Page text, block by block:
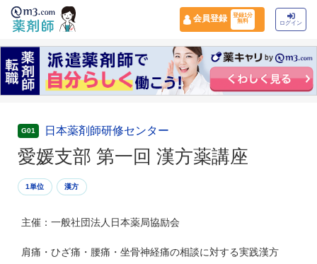
会員登録
登録1分
無料
ログイン
G01 日本薬剤師研修センター
愛媛支部 第一回 漢方薬講座
1単位 漢方
主催：一般社団法人日本薬局協励会
肩痛・ひざ痛・腰痛・坐骨神経痛の相談に対する実践漢方